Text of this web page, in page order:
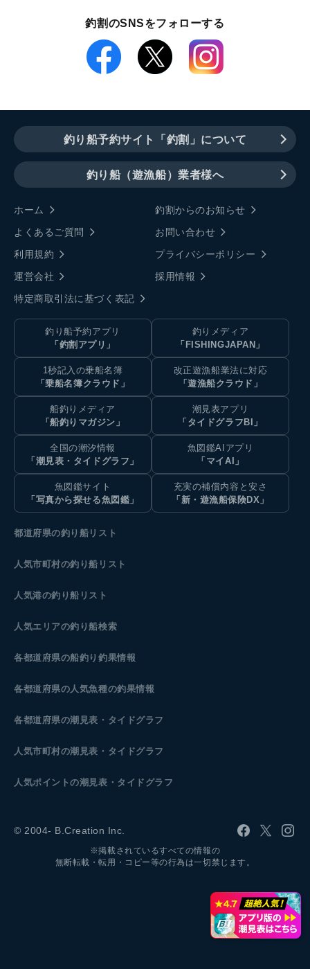
釣割のSNSをフォローする
釣り船予約サイト「釣割」について
釣り船（遊漁船）業者様へ
ホーム
釣割からのお知らせ
よくあるご質問
お問い合わせ
利用規約
プライバシーポリシー
運営会社
採用情報
特定商取引法に基づく表記
釣り船予約アプリ
「釣割アプリ」
釣りメディア
「FISHINGJAPAN」
1秒記入の乗船名簿
「乗船名簿クラウド」
改正遊漁船業法に対応
「遊漁船クラウド」
船釣りメディア
「船釣りマガジン」
潮見表アプリ
「タイドグラフBI」
全国の潮汐情報
「潮見表・タイドグラフ」
魚図鑑AIアプリ
「マイAI」
魚図鑑サイト
「写真から探せる魚図鑑」
充実の補償内容と安さ
「新・遊漁船保険DX」
都道府県の釣り船リスト
人気市町村の釣り船リスト
人気港の釣り船リスト
人気エリアの釣り船検索
各都道府県の船釣り釣果情報
各都道府県の人気魚種の釣果情報
各都道府県の潮見表 ・タイドグラフ
人気市町村の潮見表・タイドグラフ
人気ポイントの潮見表・タイドグラフ
© 2004- B.Creation Inc.
※掲載されているすべての情報の
無断転載・転用・コピー等の行為は一切禁じます。